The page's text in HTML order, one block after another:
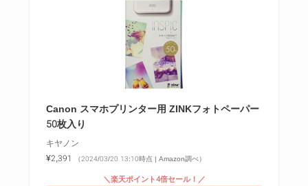
Canon スマホプリンター用 ZINKフォトペーパー
50枚入り
キヤノン
¥2,391
（2024/03/20 13:10時点 | Amazon調べ）
＼楽天ポイント4倍セール！／